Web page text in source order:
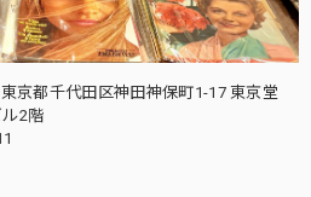
京都千代田区神田神保町1-17 東京堂
2階